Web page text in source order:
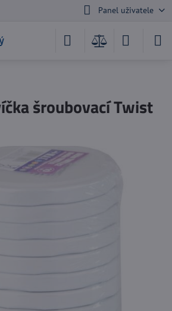
Panel uživatele
šroubovací Twist